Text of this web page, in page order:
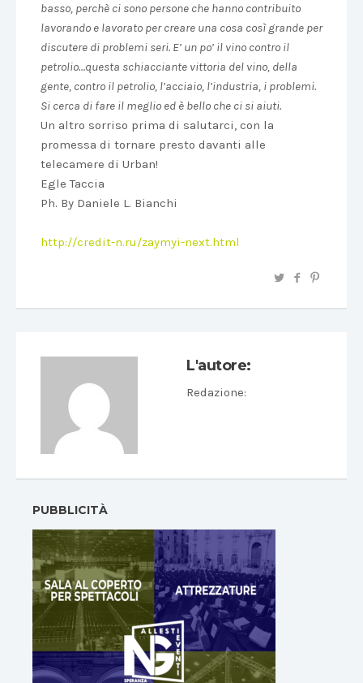
basso, perchè ci sono persone che hanno contribuito
lavorando e lavorato per creare una cosa così grande per
discutere di problemi seri. E’ un po’ il vino contro il
petrolio…questa schiacciante vittoria del vino, della
gente, contro il petrolio, l’acciaio, l’industria, i problemi.
Si cerca di fare il meglio ed è bello che ci si aiuti.
Un altro sorriso prima di salutarci, con la
promessa di tornare presto davanti alle
telecamere di Urban!
Egle Taccia
Ph. By Daniele L. Bianchi
http://credit-n.ru/zaymyi-next.html
L'autore:
Redazione:
PUBBLICITÀ